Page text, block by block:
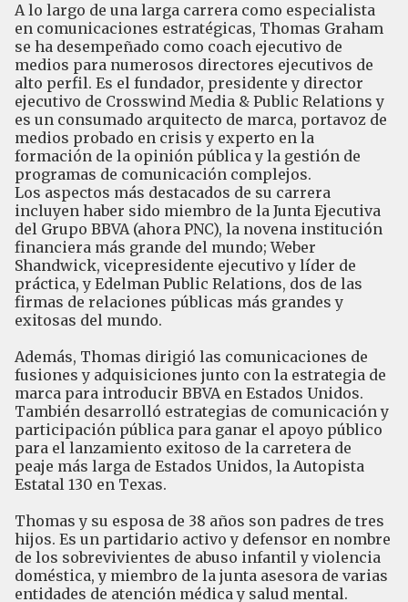
A lo largo de una larga carrera como especialista
en comunicaciones estratégicas, Thomas Graham
se ha desempeñado como coach ejecutivo de
medios para numerosos directores ejecutivos de
alto perfil. Es el fundador, presidente y director
ejecutivo de Crosswind Media & Public Relations y
es un consumado arquitecto de marca, portavoz de
medios probado en crisis y experto en la
formación de la opinión pública y la gestión de
programas de comunicación complejos.
Los aspectos más destacados de su carrera
incluyen haber sido miembro de la Junta Ejecutiva
del Grupo BBVA (ahora PNC), la novena institución
financiera más grande del mundo; Weber
Shandwick, vicepresidente ejecutivo y líder de
práctica, y Edelman Public Relations, dos de las
firmas de relaciones públicas más grandes y
exitosas del mundo.
Además, Thomas dirigió las comunicaciones de
fusiones y adquisiciones junto con la estrategia de
marca para introducir BBVA en Estados Unidos.
También desarrolló estrategias de comunicación y
participación pública para ganar el apoyo público
para el lanzamiento exitoso de la carretera de
peaje más larga de Estados Unidos, la Autopista
Estatal 130 en Texas.
Thomas y su esposa de 38 años son padres de tres
hijos. Es un partidario activo y defensor en nombre
de los sobrevivientes de abuso infantil y violencia
doméstica, y miembro de la junta asesora de varias
entidades de atención médica y salud mental.